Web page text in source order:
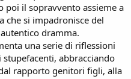
poi il sopravvento assieme a
che si impadronisce del
dramma.
una serie di riflessioni
abbracciando
rapporto genitori figli, alla